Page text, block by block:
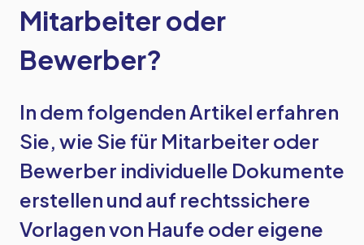
Mitarbeiter oder
Bewerber?
In dem folgenden Artikel erfahren
Sie, wie Sie für Mitarbeiter oder
Bewerber individuelle Dokumente
erstellen und auf rechtssichere
Vorlagen von Haufe oder eigene